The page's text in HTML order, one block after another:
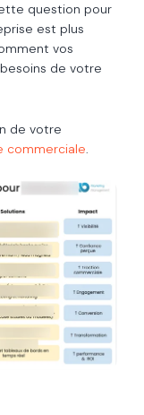
question pour
est plus
vos
de votre
de votre
commerciale.